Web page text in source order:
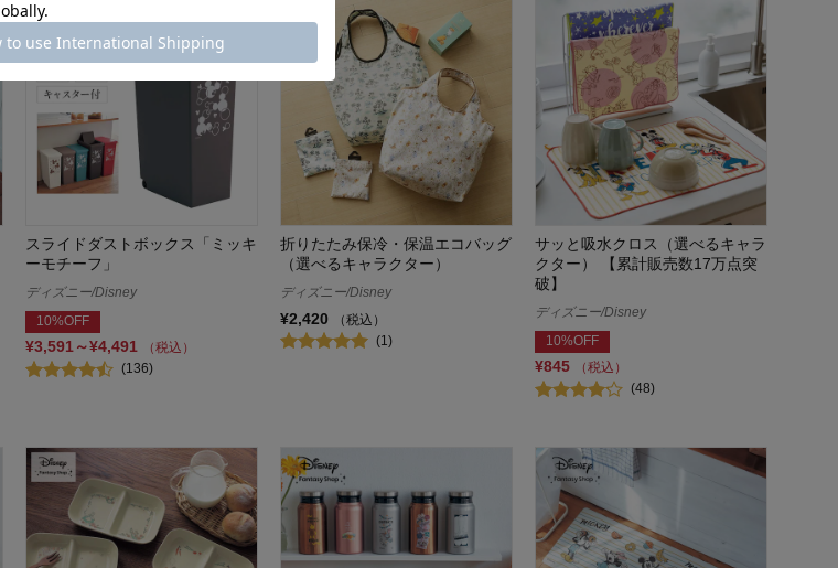
スライドダストボックス「ミッキ
ーモチーフ」
ディズニー/Disney
10%OFF
¥3,591～¥4,491
（税込）
(136)
折りたたみ保冷・保温エコバッグ
（選べるキャラクター）
ディズニー/Disney
¥2,420
（税込）
(1)
サッと吸水クロス（選べるキャラ
クター） 【累計販売数17万点突
破】
ディズニー/Disney
10%OFF
¥845
（税込）
(48)